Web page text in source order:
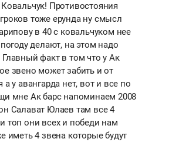
Противостояния
тоже ерунда ну смысл
в 40 с ковальчуком нее
погоду делают, на этом надо
факт в том что у Ак
звено может забить и от
а у авангарда нет, вот и все по
мне Ак барс напоминаем 2008
Салават Юлаев там все 4
топ они всех и победи нам
иметь 4 звена которые будут